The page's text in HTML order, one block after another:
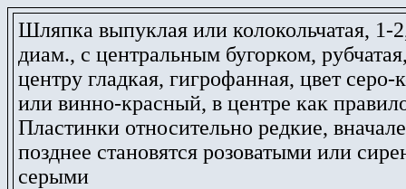
Шляпка выпуклая или колокольчатая, 1-
диам., с центральным бугорком,
центру гладкая, гигрофанная, цвет
или винно-красный, в центре как
Пластинки относительно редкие,
позднее становятся розоватыми или
серыми